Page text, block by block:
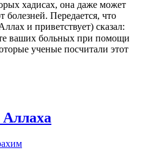
хадисах, она даже может
болезней. Передается, что
и приветствует) сказал:
ученые посчитали этот